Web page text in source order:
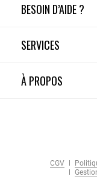
BESOIN D’AIDE ?
SERVICES
À PROPOS
CGV